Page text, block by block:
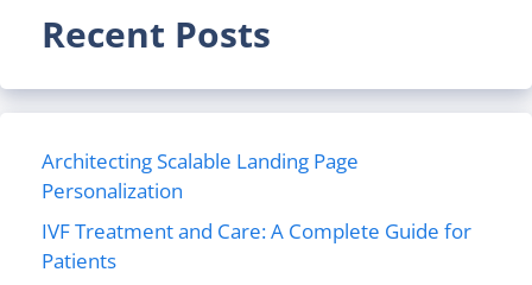
Recent Posts
Architecting Scalable Landing Page
Personalization
IVF Treatment and Care: A Complete Guide for
Patients